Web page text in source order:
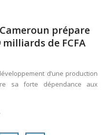
prépare
de FCFA
d’une production
sa forte dépendance aux